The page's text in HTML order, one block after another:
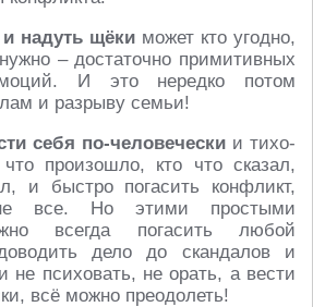
надуть щёки может кто угодно,
– достаточно примитивных
И это нередко потом
и разрыву семьи!
себя по-человечески и тихо-
произошло, кто что сказал,
и быстро погасить конфликт,
все. Но этими простыми
всегда погасить любой
дело до скандалов и
не психовать, не орать, а вести
всё можно преодолеть!